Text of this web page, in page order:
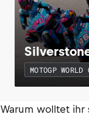
MOTOGP
Warum wolltet